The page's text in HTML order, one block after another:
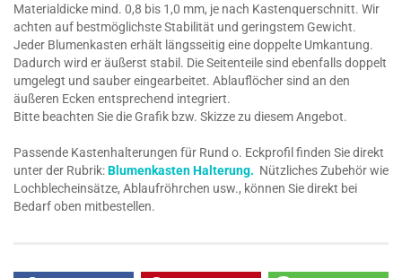
Materialdicke mind. 0,8 bis 1,0 mm, je nach Kastenquerschnitt. Wir
achten auf bestmöglichste Stabilität und geringstem Gewicht.
Jeder Blumenkasten erhält längsseitig eine doppelte Umkantung.
Dadurch wird er äußerst stabil. Die Seitenteile sind ebenfalls doppelt
umgelegt und sauber eingearbeitet. Ablauflöcher sind an den
äußeren Ecken entsprechend integriert.
Bitte beachten Sie die Grafik bzw. Skizze zu diesem Angebot.
Passende Kastenhalterungen für Rund o. Eckprofil finden Sie direkt
unter der Rubrik:Blumenkasten Halterung. Nützliches Zubehör wie
Lochblecheinsätze, Ablaufröhrchen usw., können Sie direkt bei
Bedarf oben mitbestellen.